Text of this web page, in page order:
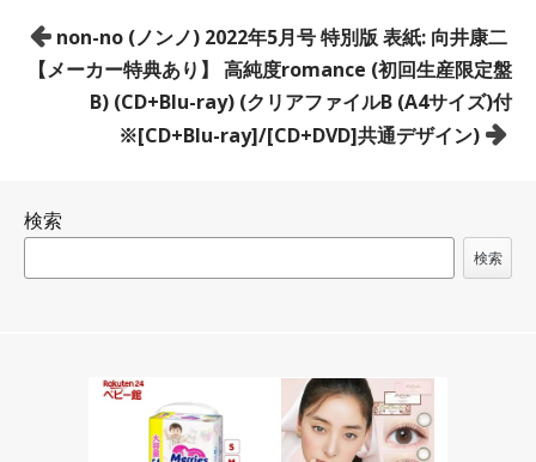
投
稿
シ
non-no (ノンノ) 2022年5月号 特別版 表紙: 向井康二
【メーカー特典あり】 高純度romance (初回生産限定盤
B) (CD+Blu-ray) (クリアファイルB (A4サイズ)付
※[CD+Blu-ray]/[CD+DVD]共通デザイン)
検索
検索